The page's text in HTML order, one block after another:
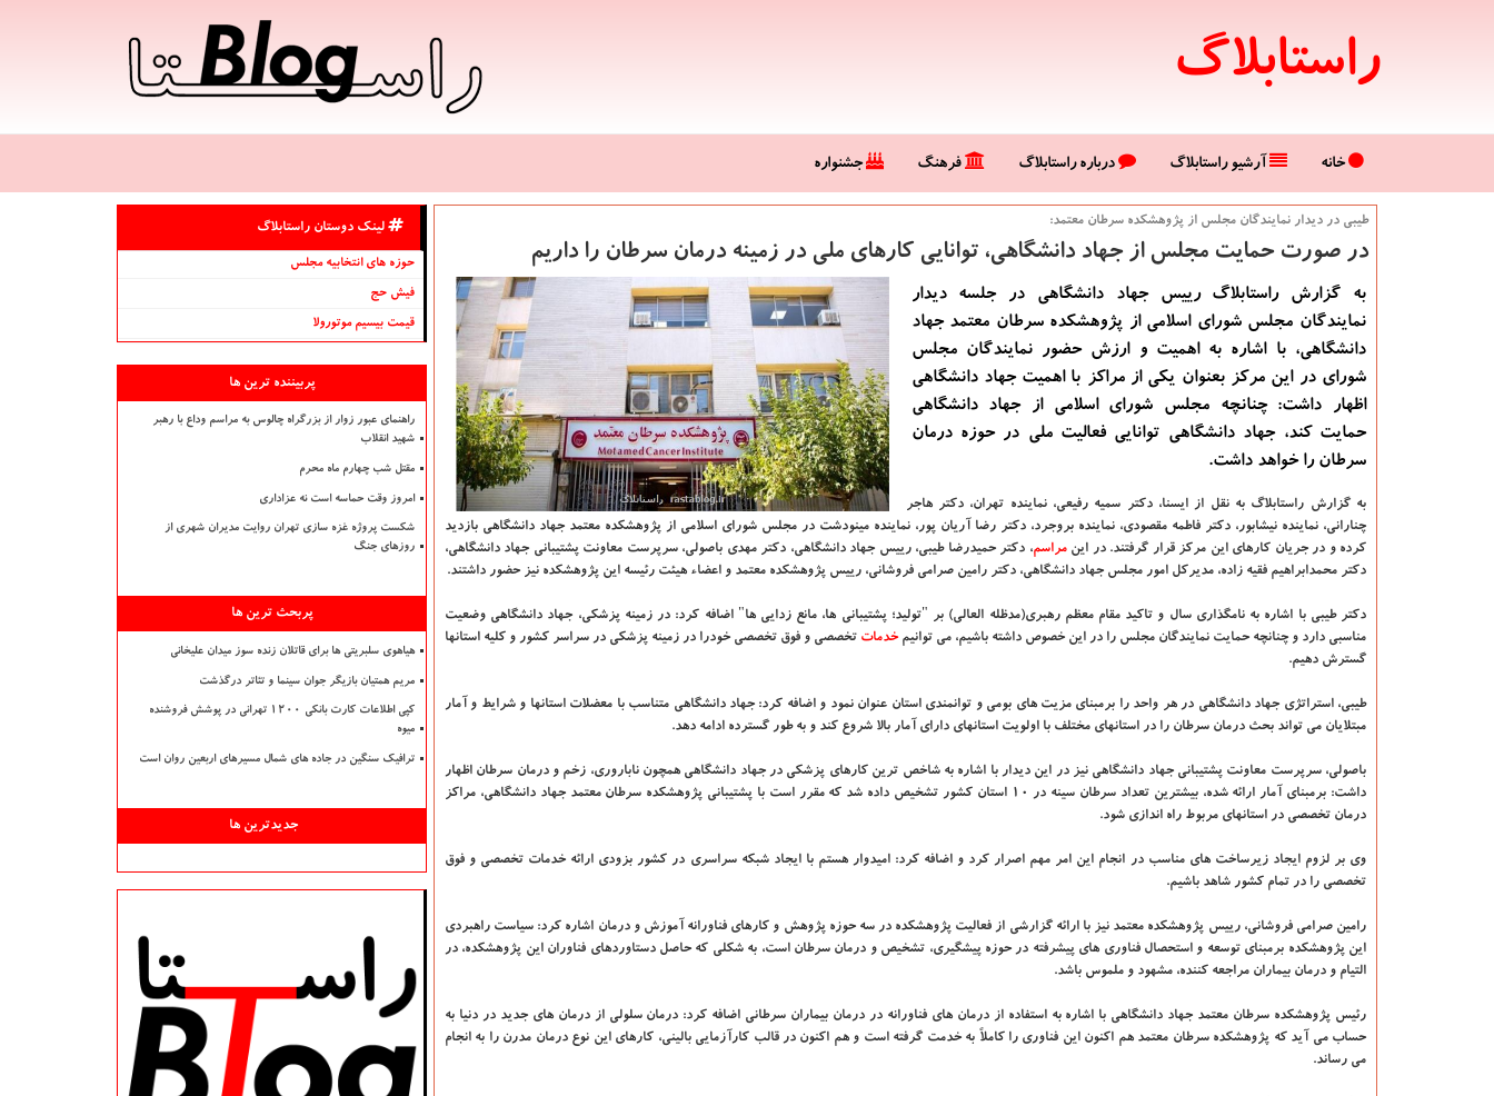
راستابلاگ
خانه آرشیو راستابلاگ درباره راستابلاگ فرهنگ جشنواره
طیبی در دیدار نمایندگان مجلس از پژوهشكده سرطان معتمد:
در صورت حمایت مجلس از جهاد دانشگاهی، توانایی کارهای ملی در زمینه درمان سرطان را داریم
به گزارش راستابلاگ رییس جهاد دانشگاهی در جلسه دیدار
نمایندگان مجلس شورای اسلامی از پژوهشکده سرطان معتمد جهاد
دانشگاهی، با اشاره به اهمیت و ارزش حضور نمایندگان مجلس
شورای در این مرکز بعنوان یکی از مراکز با اهمیت جهاد دانشگاهی
اظهار داشت: چنانچه مجلس شورای اسلامی از جهاد دانشگاهی
حمایت کند، جهاد دانشگاهی توانایی فعالیت ملی در حوزه درمان
سرطان را خواهد داشت.
به گزارش راستابلاگ به نقل از ایسنا، دکتر سمیه رفیعی، نماینده تهران، دکتر هاجر
چنارانی، نماینده نیشابور، دکتر فاطمه مقصودی، نماینده بروجرد، دکتر رضا آریان پور، نماینده مینودشت در مجلس شورای اسلامی از پژوهشکده معتمد جهاد دانشگاهی بازدید
کرده و در جریان کارهای این مرکز قرار گرفتند. در اینمراسم، دکتر حمیدرضا طیبی، رییس جهاد دانشگاهی، دکتر مهدی باصولی، سرپرست معاونت پشتیبانی جهاد دانشگاهی،
دکتر محمدابراهیم فقیه زاده، مدیرکل امور مجلس جهاد دانشگاهی، دکتر رامین صرامی فروشانی، رییس پژوهشکده معتمد و اعضاء هیئت رئیسه این پژوهشکده نیز حضور داشتند.
دکتر طیبی با اشاره به نامگذاری سال و تاکید مقام معظم رهبری(مدظله العالی) بر "تولید؛ پشتیبانی ها، مانع زدایی ها" اضافه کرد: در زمینه پزشکی، جهاد دانشگاهی وضعیت
مناسبی دارد و چنانچه حمایت نمایندگان مجلس را در این خصوص داشته باشیم، می توانیم خدمات تخصصی و فوق تخصصی خودرا در زمینه پزشکی در سراسر کشور و کلیه استانها
گسترش دهیم.
طیبی، استراتژی جهاد دانشگاهی در هر واحد را برمبنای مزیت های بومی و توانمندی استان عنوان نمود و اضافه کرد: جهاد دانشگاهی متناسب با معضلات استانها و شرایط و آمار
مبتلایان می تواند بحث درمان سرطان را در استانهای مختلف با اولویت استانهای دارای آمار بالا شروع کند و به طور گسترده ادامه دهد.
باصولی، سرپرست معاونت پشتیبانی جهاد دانشگاهی نیز در این دیدار با اشاره به شاخص ترین کارهای پزشکی در جهاد دانشگاهی همچون ناباروری، زخم و درمان سرطان اظهار
داشت: برمبنای آمار ارائه شده، بیشترین تعداد سرطان سینه در ۱۰ استان کشور تشخیص داده شد که مقرر است با پشتیبانی پژوهشکده سرطان معتمد جهاد دانشگاهی، مراکز
درمان تخصصی در استانهای مربوط راه اندازی شود.
وی بر لزوم ایجاد زیرساخت های مناسب در انجام این امر مهم اصرار کرد و اضافه کرد: امیدوار هستم با ایجاد شبکه سراسری در کشور بزودی ارائه خدمات تخصصی و فوق
تخصصی را در تمام کشور شاهد باشیم.
رامین صرامی فروشانی، رییس پژوهشکده معتمد نیز با ارائه گزارشی از فعالیت پژوهشکده در سه حوزه پژوهش و کارهای فناورانه آموزش و درمان اشاره کرد: سیاست راهبردی
این پژوهشکده برمبنای توسعه و استحصال فناوری های پیشرفته در حوزه پیشگیری، تشخیص و درمان سرطان است، به شکلی که حاصل دستاوردهای فناوران این پژوهشکده، در
التیام و درمان بیماران مراجعه کننده، مشهود و ملموس باشد.
رئیس پژوهشکده سرطان معتمد جهاد دانشگاهی با اشاره به استفاده از درمان های فناورانه در درمان بیماران سرطانی اضافه کرد: درمان سلولی از درمان های جدید در دنیا به
حساب می آید که پژوهشکده سرطان معتمد هم اکنون این فناوری را کاملاً به خدمت گرفته است و هم اکنون در قالب کارآزمایی بالینی، کارهای این نوع درمان مدرن را به انجام
می رساند.
لینک دوستان راستابلاگ
حوزه های انتخابیه مجلس
فیش حج
قیمت بیسیم موتورولا
پربیننده ترین ها
راهنمای عبور زوار از بزرگراه چالوس به مراسم وداع با رهبر
شهید انقلاب
مقتل شب چهارم ماه محرم
امروز وقت حماسه است نه عزاداری
شکست پروژه غزه سازی تهران روایت مدیران شهری از
روزهای جنگ
پربحث ترین ها
هیاهوی سلبریتی ها برای قاتلان زنده سوز میدان علیخانی
مریم همتیان بازیگر جوان سینما و تئاتر درگذشت
کپی اطلاعات کارت بانکی ۱۲۰۰ تهرانی در پوشش فروشنده
میوه
ترافیک سنگین در جاده های شمال مسیرهای اربعین روان است
جدیدترین ها